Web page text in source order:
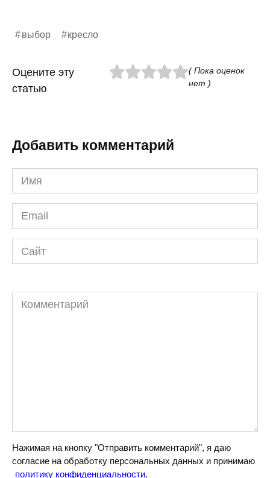
выбор кресло
Оцените эту
статью
( Пока оценок
нет )
Добавить комментарий
Имя
*
Email
*
Сайт
Комментарий
Нажимая на кнопку "Отправить комментарий", я даю
согласие на обработку персональных данных и принимаю
политику конфиденциальности.